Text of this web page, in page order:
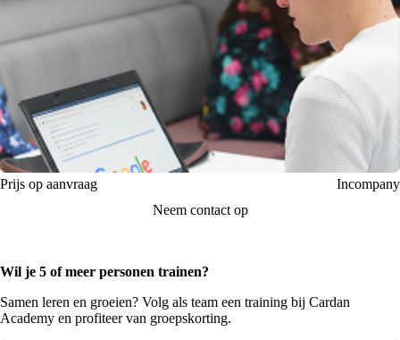
Prijs op aanvraag
Incompany
Neem contact op
(via email)
Wil je 5 of meer personen trainen?
Samen leren en groeien? Volg als team een training bij Cardan
Academy en profiteer van groepskorting.